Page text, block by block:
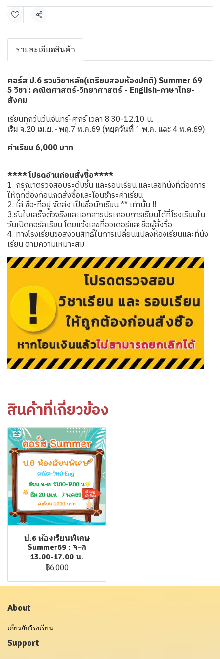
แชร์
รายละเอียดสินค้า
คอร์ส ป.6 รวมวิชาหลัก(เตรียมสอบห้องปกติ) Summer 69
5 วิชา : คณิตศาสตร์-วิทยาศาสตร์ - English-ภาษาไทย-
สังคม
เรียนทุกวันวันจันทร์-ศุกร์ เวลา 8.30-12.10 น.
เริ่ม จ.20 เม.ย. - พฤ.7 พ.ค.69 (หยุดวันที่ 1 พ.ค. และ 4 พ.ค.69)
ค่าเรียน 6,000 บาท
**** โปรดอ่านก่อนสั่งซื้อ****
1. กรุณาตรวจสอบระดับชั้น และรอบเรียน และเลขที่นั่งที่ต้องการ
ให้ถูกต้องก่อนกดสั่งซื้อและโอนชำระค่าเรียน
2. ใส่ ชื่อ-ที่อยู่ จัดส่ง เป็นชื่อนักเรียน ** เท่านั้น !!
3.รับใบเสร็จตัวจริงและเอกสารประกอบการเรียนได้ที่โรงเรียนใน
วันเปิดคอร์สเรียน โดยแจ้งเลขที่ออเดอร์และชื่อผู้สั่งซื้อ
4. ทางโรงเรียนขอสงวนสิทธิ์ในการเปลี่ยนแปลงห้องเรียนและที่นั่ง
เรียน ตามความเหมาะสม
สินค้าที่เกี่ยวข้อง
ป.6 ห้องเรียนพิเศษ
Summer69 : จ-ศ
13.00-17.00 น.
฿6,000
About
เกี่ยวกับโรงเรียน
Support